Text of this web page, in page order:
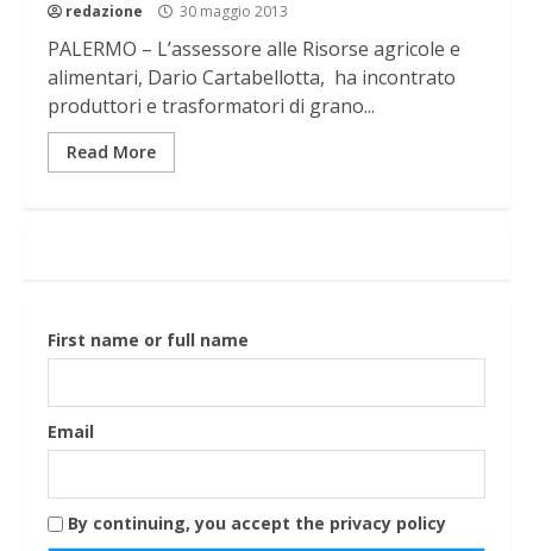
redazione 30 maggio 2013
PALERMO – L’assessore alle Risorse agricole e
alimentari, Dario Cartabellotta, ha incontrato
produttori e trasformatori di grano...
Read More
First name or full name
Email
By continuing, you accept the privacy policy